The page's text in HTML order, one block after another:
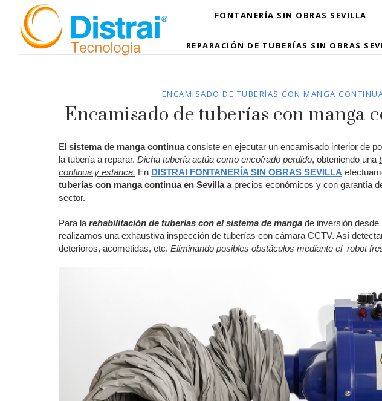
FONTANERÍA SIN OBRAS SEVILLA
REPARACIÓN DE TUBERÍAS SIN OBRAS
ENCAMISADO DE TUBERÍAS CON MANGA
Encamisado de tuberías con manga
El sistema de manga continuaconsiste en ejecutar un encamisado interior de
la tubería a reparar. Dicha tubería actúa como encofrado perdido, obteniendo una
continua y estanca. En DISTRAI FONTANERÍA SIN OBRAS SEVILLA
tuberías con manga continua en Sevillaa precios económicos y con garantía
sector.
Para la rehabilitación de tuberías con el sistema de manga de inversión desde
realizamos una exhaustiva inspección de tuberías con cámara CCTV. Así
deterioros, acometidas, etc. Eliminando posibles obstáculos mediante el robot